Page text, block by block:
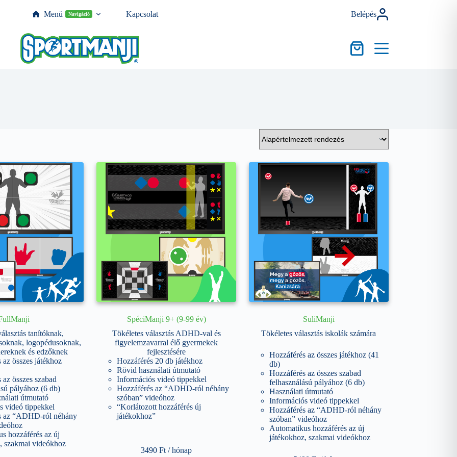
Menü Navigáció Kapcsolat Belépés
Kosár
tanítóknak,
logopédusoknak,
és edzőknek
az összes játékhoz
összes szabad
pályához (6 db)
útmutató
videó tippekkel
az “ADHD-ról néhány
hozzáférés az új
szakmai videókhoz
SpéciManji 9+ (9-99 év)
Tökéletes választás ADHD-val és
figyelemzavarral élő gyermekek
fejlesztésére
Hozzáférés 20 db játékhoz
Rövid használati útmutató
Információs videó tippekkel
Hozzáférés az “ADHD-ról néhány
szóban” videóhoz
“Korlátozott hozzáférés új
játékokhoz”
3490Ft / hónap
SuliManji
Tökéletes választás iskolák számára
Hozzáférés az összes játékhoz (41
db)
Hozzáférés az összes szabad
felhasználású pályához (6 db)
Használati útmutató
Információs videó tippekkel
Hozzáférés az “ADHD-ról néhány
szóban” videóhoz
Automatikus hozzáférés az új
játékokhoz, szakmai videókhoz